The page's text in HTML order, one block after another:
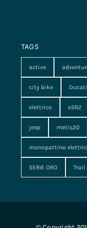
TAGS
active
city bike Ducati
elettrico eSR2
jeep metis20
monopattino
SERIE ORO Trail